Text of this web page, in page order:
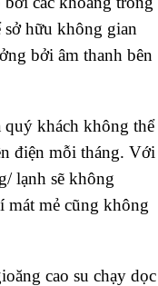
sở hữu không gian
bởi âm thanh bên
khách không thể
điện mỗi tháng. Với
lạnh sẽ không
mát mẻ cũng không
cao su chạy dọc